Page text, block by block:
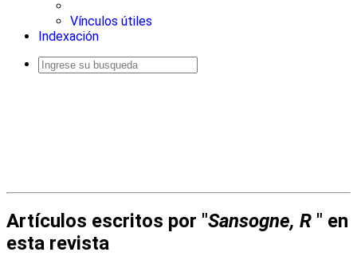
Vínculos útiles
Indexación
Artículos escritos por "Sansogne, R " en
esta revista